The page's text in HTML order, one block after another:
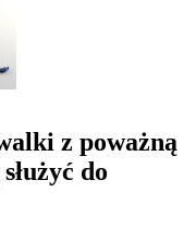
z poważną
do